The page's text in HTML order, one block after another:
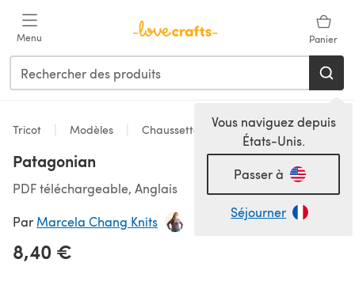
Menu Panier
Vous naviguez depuis
États-Unis.
Passer à
Séjourner
Tricot Modèles Chaussettes
Patagonian
PDF téléchargeable, Anglais
Par Marcela Chang Knits
8,40 €